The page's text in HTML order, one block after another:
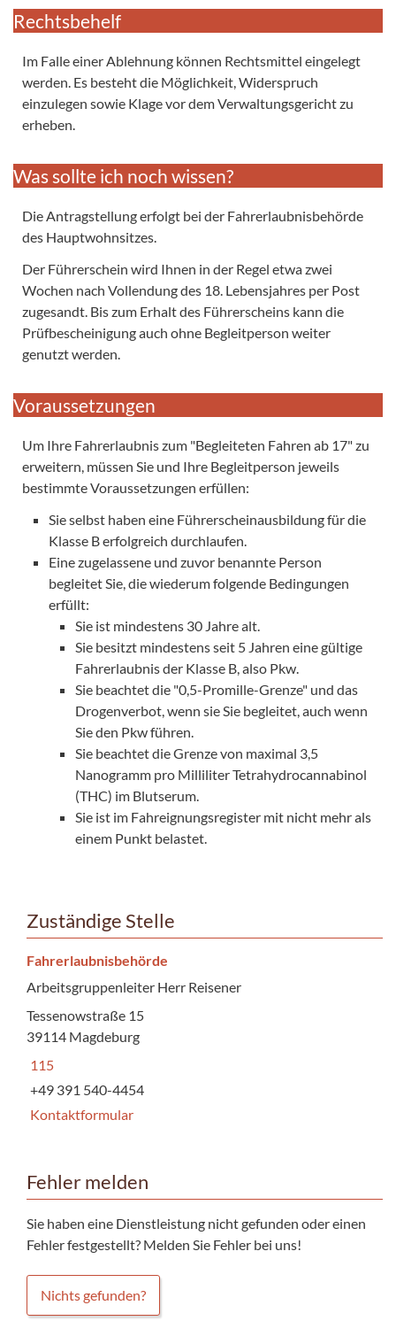
Rechtsbehelf
Im Falle einer Ablehnung können Rechtsmittel eingelegt
werden. Es besteht die Möglichkeit, Widerspruch
einzulegen sowie Klage vor dem Verwaltungsgericht zu
erheben.
Was sollte ich noch wissen?
Die Antragstellung erfolgt bei der Fahrerlaubnisbehörde
des Hauptwohnsitzes.
Der Führerschein wird Ihnen in der Regel etwa zwei
Wochen nach Vollendung des 18. Lebensjahres per Post
zugesandt. Bis zum Erhalt des Führerscheins kann die
Prüfbescheinigung auch ohne Begleitperson weiter
genutzt werden.
Voraussetzungen
Um Ihre Fahrerlaubnis zum "Begleiteten Fahren ab 17" zu
erweitern, müssen Sie und Ihre Begleitperson jeweils
bestimmte Voraussetzungen erfüllen:
Sie selbst haben eine Führerscheinausbildung für die
Klasse B erfolgreich durchlaufen.
Eine zugelassene und zuvor benannte Person
begleitet Sie, die wiederum folgende Bedingungen
erfüllt:
Sie ist mindestens 30 Jahre alt.
Sie besitzt mindestens seit 5 Jahren eine gültige
Fahrerlaubnis der Klasse B, also Pkw.
Sie beachtet die "0,5-Promille-Grenze" und das
Drogenverbot, wenn sie Sie begleitet, auch wenn
Sie den Pkw führen.
Sie beachtet die Grenze von maximal 3,5
Nanogramm pro Milliliter Tetrahydrocannabinol
(THC) im Blutserum.
Sie ist im Fahreignungsregister mit nicht mehr als
einem Punkt belastet.
Zuständige Stelle
Fahrerlaubnisbehörde
Arbeitsgruppenleiter Herr Reisener
Tessenowstraße 15
39114 Magdeburg
115
+49 391 540-4454
Kontaktformular
Fehler melden
Sie haben eine Dienstleistung nicht gefunden oder einen
Fehler festgestellt? Melden Sie Fehler bei uns!
Nichts gefunden?